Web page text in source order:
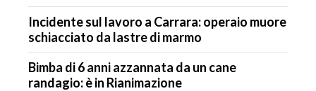
Incidente sul lavoro a Carrara: operaio muore
schiacciato da lastre di marmo
Bimba di 6 anni azzannata da un cane
randagio: è in Rianimazione